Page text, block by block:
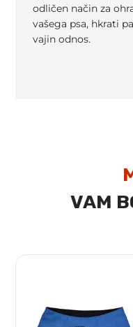
odličen način za
vašega psa, hkrati
vajin odnos.
VAM